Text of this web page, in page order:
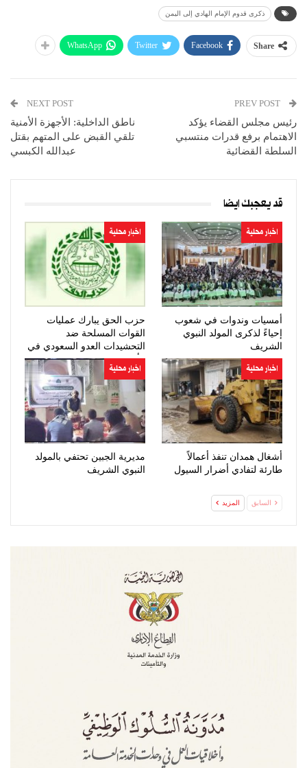
ذكرى قدوم الإمام الهادي إلى اليمن
Share
Facebook
Twitter
WhatsApp
رئيس مجلس القضاء يؤكد
الاهتمام برفع قدرات منتسبي
السلطة القضائية
NEXT POST
ناطق الداخلية: الأجهزة الأمنية
تلقي القبض على المتهم بقتل
عبدالله الكبسي
قد يعجبك ايضا
اخبار محلية
أمسيات وندوات في شعوب
إحياءً لذكرى المولد النبوي
الشريف
اخبار محلية
حزب الحق يبارك عمليات
القوات المسلحة ضد
التحشيدات العدو السعودي في
مأرب وحضرموت
اخبار محلية
أشغال همدان تنفذ أعمالاً
طارئة لتفادي أضرار السيول
اخبار محلية
مديرية الجبين تحتفي بالمولد
النبوي الشريف
السابق المزيد